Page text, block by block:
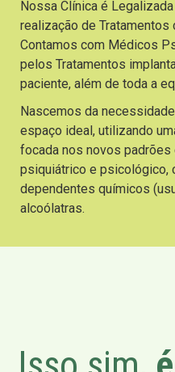
Nossa Clínica é
realização de Tratamentos
Contamos com Médicos
pelos Tratamentos
paciente, além de toda a
Nascemos da
espaço ideal, utilizando
focada nos novos
psiquiátrico e psicológico,
dependentes químicos
alcoólatras.